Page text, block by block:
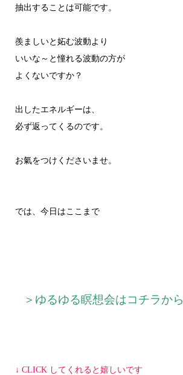
抽出することは可能です。
羨ましいと妬む波動より
いいな～と憧れる波動の方が
よくないですか？
出したエネルギーは、
必ず返ってくるのです。
お氣をつけくださいませ。
では、今日はここまで
＞ゆるゆる瞑想会はコチラから
↓ CLICK してくれると嬉しいです